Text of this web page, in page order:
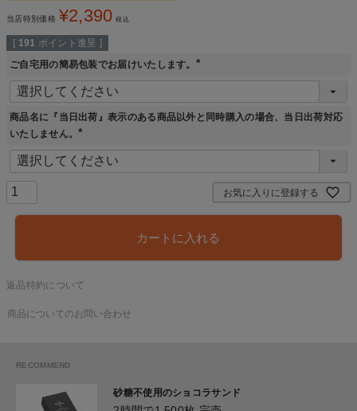
当店特別価格 ¥2,390 税込
[ 191 ポイント進呈 ]
ご自宅用の簡易包装でお届けいたします。
必
)
商品名に『当日出荷』表示のある商品以外と同時購入の場合、当日出荷対応
いたしません。
必
須
)
お気に入りに登録する
カートに入れる
返品特約について
商品についてのお問い合わせ
砂糖不使用のショコラサンド